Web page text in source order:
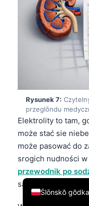
Rysunek 7:
przeglōndu
Elektrolity to tam,
może stać sie
może pasować do
srogich nudności
przewodnik po
samo, jak i próg.
Ślōnskŏ gŏdka
English
Deutsch
Français
עִבְרִית
Italiano
Português
Ελληνικά
Türkçe
Română